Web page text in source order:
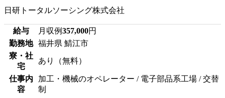
日研トータルソーシング株式会社
給与 月収例357,000円
勤務地
福井県 鯖江市
寮・社
宅
あり（無料）
仕事内
容
加工・機械のオペレーター / 電子部品系工場 / 交替
制